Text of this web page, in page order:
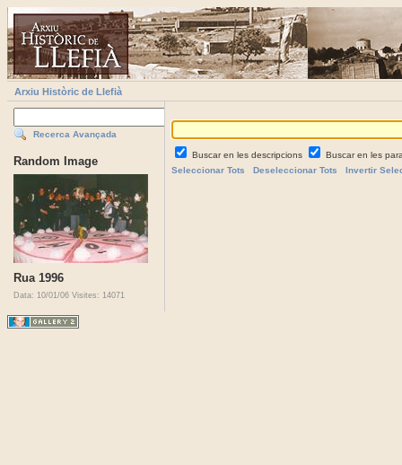
Arxiu Històric de Llefià
Recerca Avançada
Random Image
Rua 1996
Data: 10/01/06 Visites: 14071
Buscar en les descripcions
Buscar en les
Seleccionar Tots
Deseleccionar Tots Invertir